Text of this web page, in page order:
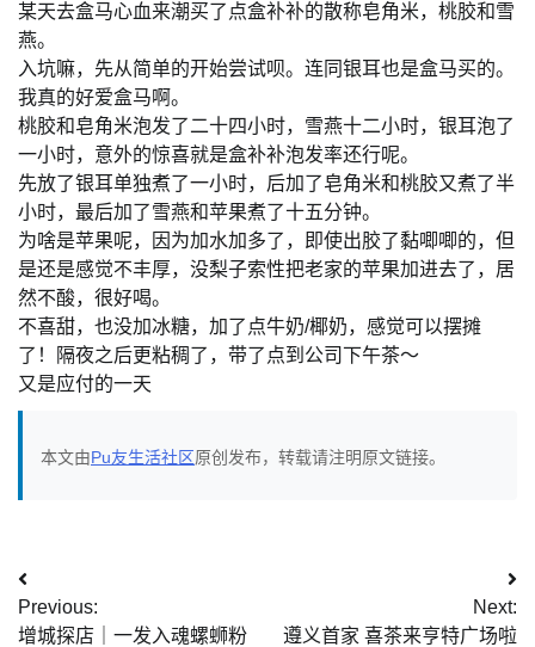
某天去盒马心血来潮买了点盒补补的散称皂角米，桃胶和雪
燕。
入坑嘛，先从简单的开始尝试呗。连同银耳也是盒马买的。
我真的好爱盒马啊。
桃胶和皂角米泡发了二十四小时，雪燕十二小时，银耳泡了
一小时，意外的惊喜就是盒补补泡发率还行呢。
先放了银耳单独煮了一小时，后加了皂角米和桃胶又煮了半
小时，最后加了雪燕和苹果煮了十五分钟。
为啥是苹果呢，因为加水加多了，即使出胶了黏唧唧的，但
是还是感觉不丰厚，没梨子索性把老家的苹果加进去了，居
然不酸，很好喝。
不喜甜，也没加冰糖，加了点牛奶/椰奶，感觉可以摆摊
了！隔夜之后更粘稠了，带了点到公司下午茶～
又是应付的一天
本文由Pu友生活社区原创发布，转载请注明原文链接。
文
章
Previous:
增城探店｜一发入魂螺蛳粉
Next:
遵义首家 喜茶来亨特广场啦